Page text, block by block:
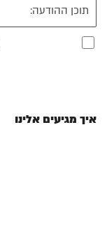
איך מגיעים אלינו